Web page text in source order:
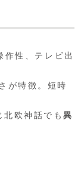
作性、テレビ出
が特徴。短時
北欧神話でも異